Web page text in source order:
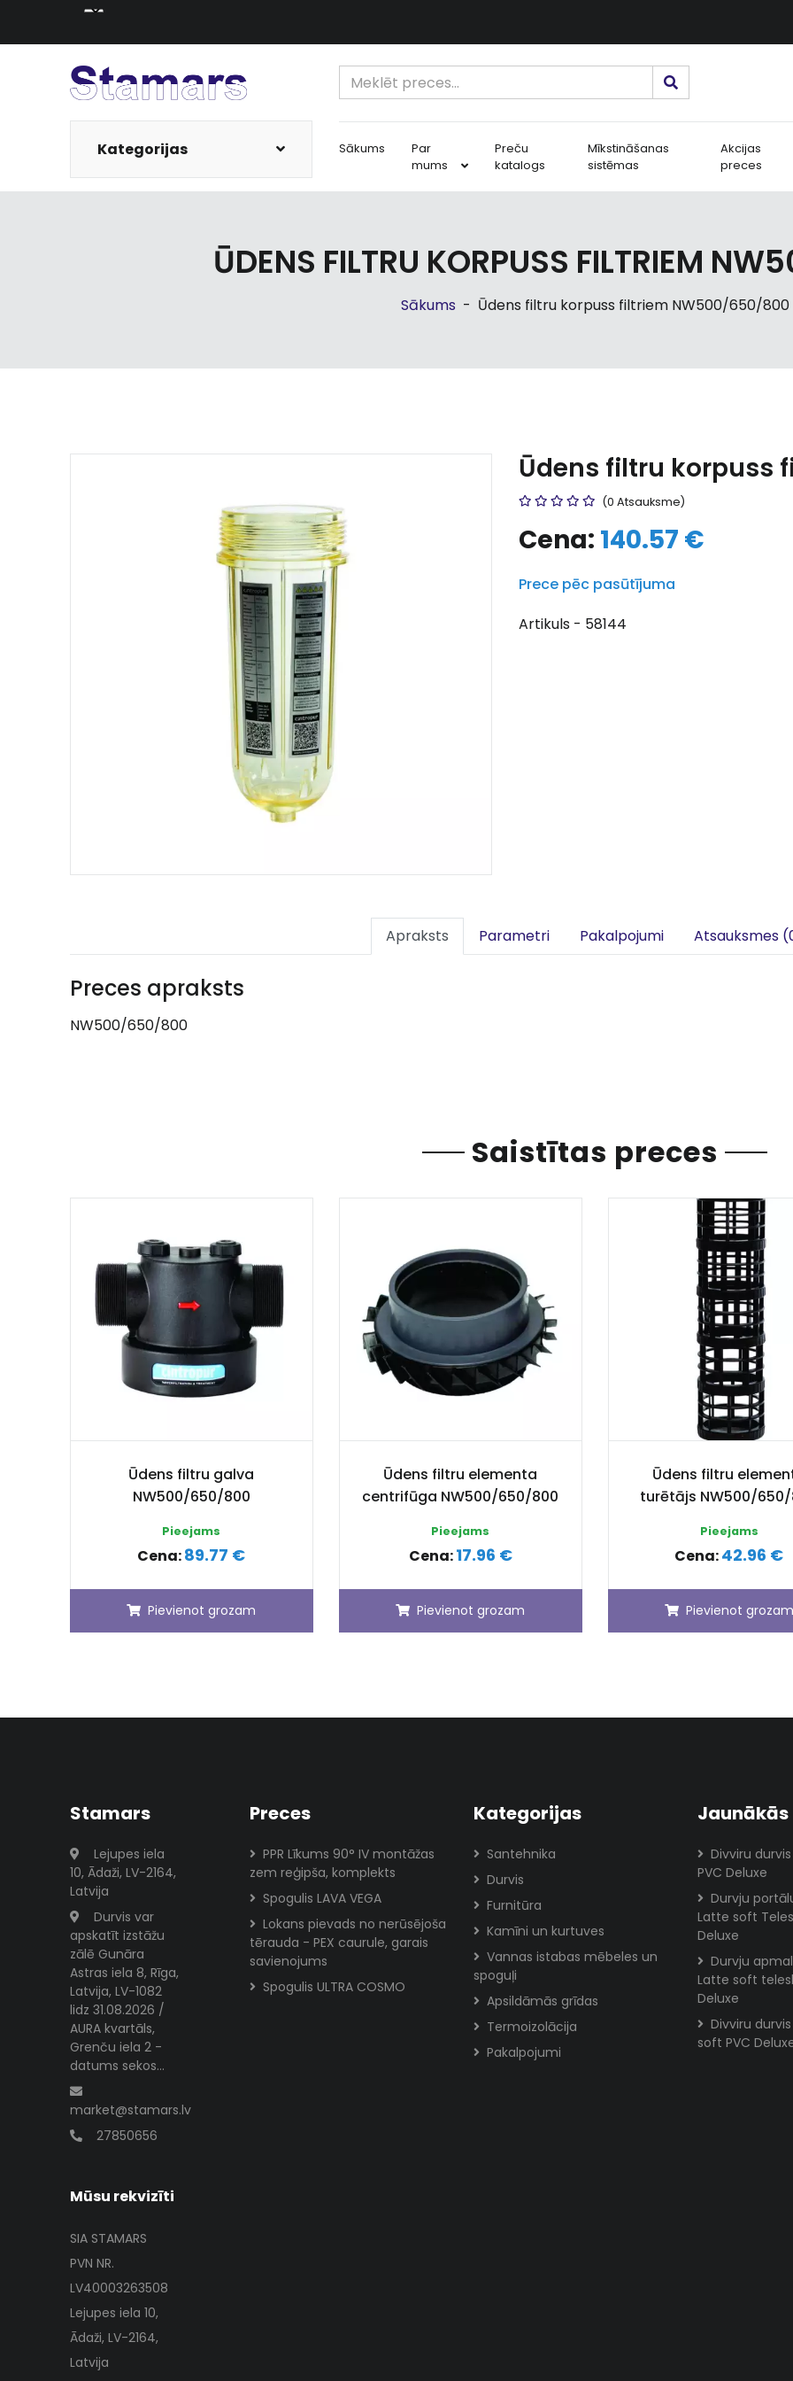
Kategorijas Sākums
Par
mums
Preču
katalogs
Mīkstināšanas
sistēmas
Akcijas
preces
ŪDENS FILTRU KORPUSS FILTRIEM
Sākums - Ūdens filtru korpuss filtriem NW500/650/800
Ūdens filtru korpuss
(0 Atsauksme)
Cena: 140.57 €
Prece pēc pasūtījuma
Artikuls - 58144
Apraksts Parametri Pakalpojumi Atsauksmes
Preces apraksts
NW500/650/800
Saistītas preces
Ūdens filtru galva
NW500/650/800
Pieejams
Cena:89.77 €
Pievienot grozam
Ūdens filtru elementa
centrifūga NW500/650/800
Pieejams
Cena:17.96 €
Pievienot grozam
Ūdens filtru
turētājs NW500/
Pieejams
Cena:42.96 €
Pievienot grozam
Stamars
Lejupes iela
10, Ādaži, LV-2164,
Latvija
Durvis var
apskatīt izstāžu
zālē Gunāra
Astras iela 8, Rīga,
Latvija, LV-1082
lidz 31.08.2026 /
AURA kvartāls,
Grenču iela 2 -
datums sekos...
market@stamars.lv
27850656
Mūsu rekvizīti
SIA STAMARS
PVN NR.
LV40003263508
Lejupes iela 10,
Ādaži, LV-2164,
Latvija
Preces
PPR Līkums 90° IV montāžas
zem reģipša, komplekts
Spogulis LAVA VEGA
Lokans pievads no nerūsējoša
tērauda - PEX caurule, garais
savienojums
Spogulis ULTRA COSMO
Kategorijas
Santehnika
Durvis
Furnitūra
Kamīni un kurtuves
Vannas istabas mēbeles un
spoguļi
Apsildāmās grīdas
Termoizolācija
Pakalpojumi
Jaunākās
Divviru
PVC Deluxe
Durvju
Latte soft
Deluxe
Durvju
Latte soft
Deluxe
Divviru
soft PVC